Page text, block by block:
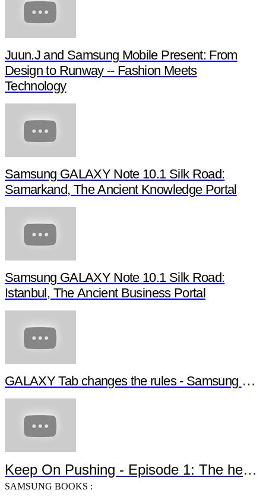
Juun.J and Samsung Mobile Present: From
Design to Runway -- Fashion Meets
Technology
Samsung GALAXY Note 10.1 Silk Road:
Samarkand, The Ancient Knowledge Portal
Samsung GALAXY Note 10.1 Silk Road:
Istanbul, The Ancient Business Portal
GALAXY Tab changes the rules - Samsung
Keep On Pushing - Episode 1: The
SAMSUNG BOOKS :